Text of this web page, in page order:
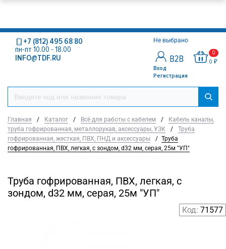
Не выбрано
Вход
Регистрация
0
0 ₽
+7 (812) 495 68 80
пн-пт 10.00 - 18.00
INFO@TDF.RU
Главная / Каталог / Всё для работы с кабелем /
Кабель каналы,
труба гофрированная, металлорукав, аксессуары, УЗК
/
Труба
гофрированная, жесткая, ПВХ, ПНД и аксессуары
/ Труба
гофрированная, ПВХ, легкая, с зондом, d32 мм, серая, 25м "УП"
Труба гофрированная, ПВХ, легкая, с
зондом, d32 мм, серая, 25м "УП"
Код: 71577